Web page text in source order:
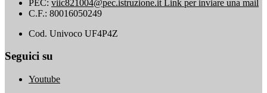
PEC: viic821004@pec.istruzione.it Link per inviare una mail
C.F.: 80016050249
Cod. Univoco UF4P4Z
Seguici su
Youtube